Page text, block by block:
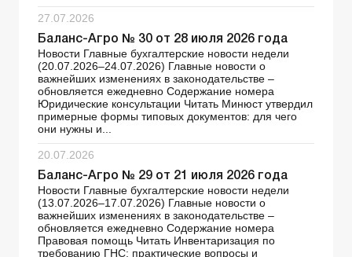
27.07.2026
Баланс-Агро № 30 от 28 июля 2026 года
Новости Главные бухгалтерские новости недели
(20.07.2026–24.07.2026) Главные новости о
важнейших изменениях в законодательстве –
обновляется ежедневно Содержание номера
Юридические консультации Читать Минюст утвердил
примерные формы типовых документов: для чего
они нужны и...
20.07.2026
Баланс-Агро № 29 от 21 июля 2026 года
Новости Главные бухгалтерские новости недели
(13.07.2026–17.07.2026) Главные новости о
важнейших изменениях в законодательстве –
обновляется ежедневно Содержание номера
Правовая помощь Читать Инвентаризация по
требованию ГНС: практические вопросы и